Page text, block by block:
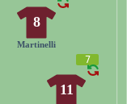
8
Martinelli
7
11